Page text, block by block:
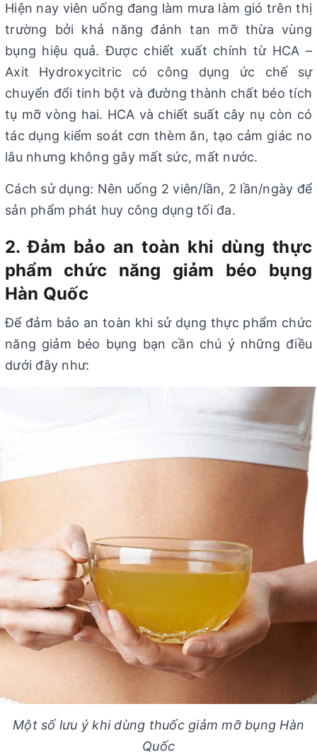
Hiện nay viên uống đang làm mưa làm gió trên thị
trường bởi khả năng đánh tan mỡ thừa vùng
bụng hiệu quả. Được chiết xuất chính từ HCA –
Axit Hydroxycitric có công dụng ức chế sự
chuyển đổi tinh bột và đường thành chất béo tích
tụ mỡ vòng hai. HCA và chiết suất cây nụ còn có
tác dụng kiểm soát cơn thèm ăn, tạo cảm giác no
lâu nhưng không gây mất sức, mất nước.
Cách sử dụng: Nên uống 2 viên/lần, 2 lần/ngày để
sản phẩm phát huy công dụng tối đa.
2. Đảm bảo an toàn khi dùng thực
phẩm chức năng giảm béo bụng
Hàn Quốc
Để đảm bảo an toàn khi sử dụng thực phẩm chức
năng giảm béo bụng bạn cần chú ý những điều
dưới đây như:
Một số lưu ý khi dùng thuốc giảm mỡ bụng Hàn
Quốc